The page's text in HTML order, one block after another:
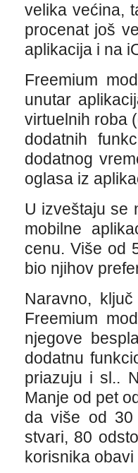
velika većina,
procenat još
aplikacija i na
Freemium
unutar
virtuelnih roba
dodatnih
dodatnog
oglasa iz
U izveštaju se
mobilne
cenu. Više od
bio njihov
Naravno,
Freemium
njegove
dodatnu
priazuju i sl..
Manje od pet
da više od 30
stvari, 80
korisnika